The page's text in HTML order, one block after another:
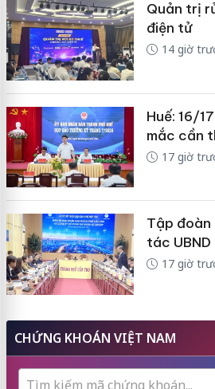
Quản trị
điện tử
14 giờ
Huế: 16/
mắc cần
17 giờ
Tập đoàn
tác UBND
17 giờ
CHỨNG KHOÁN VIỆT NAM
Tìm kiếm mã chứng khoán...